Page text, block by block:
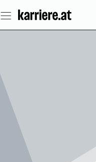
Seiteninhalt
springen